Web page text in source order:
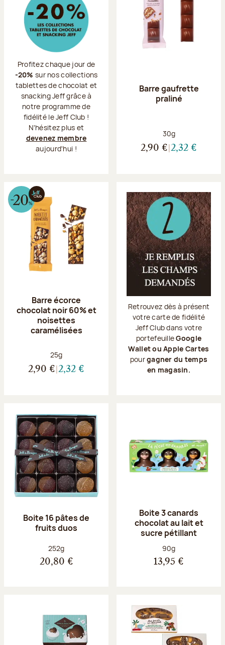
Profitez chaque jour de
-20% sur nos collections
tablettes de chocolat et
snacking Jeff grâce à
notre programme de
fidélité le Jeff Club !
N'hésitez plus et
devenez membre
aujourd'hui !
Barre gaufrette
praliné
Poids net :
30g
2,90 € 2,32 €
Barre écorce
chocolat noir 60% et
noisettes
caramélisées
Poids net :
25g
2,90 € 2,32 €
Retrouvez dès à présent
votre carte de fidélité
Jeff Club dans votre
portefeuilleGoogle
Wallet ou Apple Cartes
pourgagner du temps
en magasin.
Boite 16 pâtes de
fruits duos
Poids net :
252g
20,80 €
Boite 3 canards
chocolat au lait et
sucre pétillant
Poids net :
90g
13,95 €